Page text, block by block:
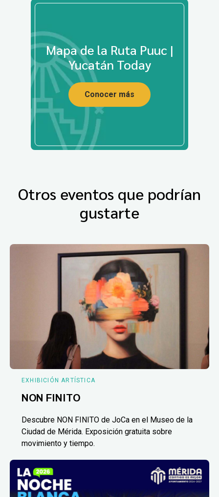
Mapa de la Ruta Puuc |
Yucatán Today
Conocer más
Otros eventos que podrían
gustarte
EXHIBICIÓN ARTÍSTICA
NON FINITO
Descubre NON FINITO de JoCa en el Museo de la
Ciudad de Mérida. Exposición gratuita sobre
movimiento y tiempo.